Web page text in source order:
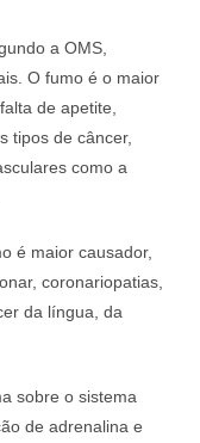
a OMS,
O fumo é o maior
de apetite,
tipos de câncer,
como a
é maior causador,
coronariopatias,
da língua, da
sobre o sistema
de adrenalina e